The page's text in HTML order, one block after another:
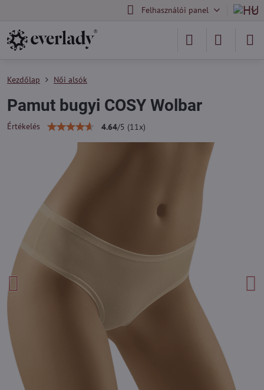
Felhasználói panel
Kezdőlap Női alsók
Pamut bugyi COSY Wolbar
Értékelés 4.64/5 (11 x)